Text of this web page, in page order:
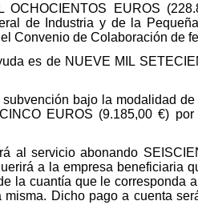
OCHOCIENTOS EUROS
de Industria y de la
Convenio de Colaboración de
es de NUEVE MIL
bajo la modalidad
EUROS (9.185,00 €)
al servicio abonando
a la empresa beneficiaria
la cuantía que le corresponda
Dicho pago a cuenta